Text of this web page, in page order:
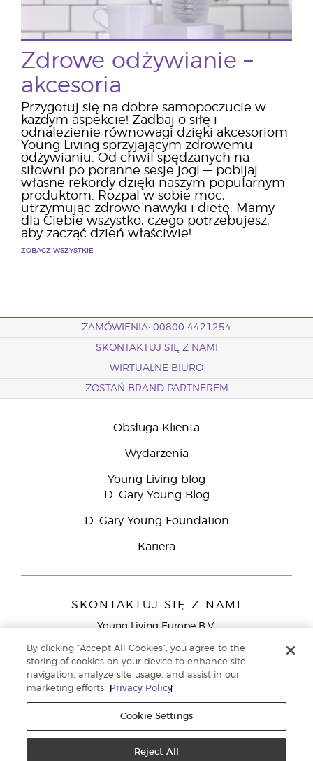
Zdrowe odżywianie –
akcesoria
Przygotuj się na dobre samopoczucie w
każdym aspekcie! Zadbaj o siłę i
odnalezienie równowagi dzięki akcesoriom
Young Living sprzyjającym zdrowemu
odżywianiu. Od chwil spędzanych na
siłowni po poranne sesje jogi — pobijaj
własne rekordy dzięki naszym popularnym
produktom. Rozpal w sobie moc,
utrzymując zdrowe nawyki i dietę. Mamy
dla Ciebie wszystko, czego potrzebujesz,
aby zacząć dzień właściwie!
ZOBACZ WSZYSTKIE
ZAMÓWIENIA: 00800 4421254
SKONTAKTUJ SIĘ Z NAMI
WIRTUALNE BIURO
ZOSTAŃ BRAND PARTNEREM
Obsługa Klienta
Wydarzenia
Young Living blog
D. Gary Young Blog
D. Gary Young Foundation
Kariera
SKONTAKTUJ SIĘ Z NAMI
Young Living Europe B.V.
9727 AJ Groningen
Young Living Europe Ltd - Europejska siedziba
główna:+44 (0) 20 3935 9000
zastrzeżone. |Polityka prywatności
By clicking “Accept All Cookies”, you agree to the
storing of cookies on your device to enhance site
navigation, analyze site usage, and assist in our
marketing efforts.
Privacy Policy
Cookie Settings
Reject All